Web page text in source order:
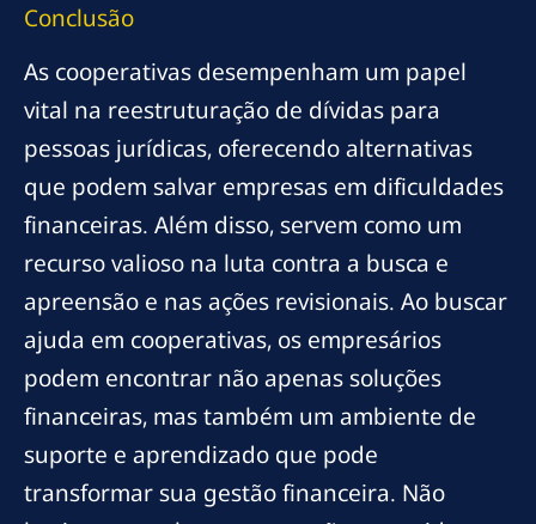
Conclusão
As cooperativas desempenham um papel
vital na reestruturação de dívidas para
pessoas jurídicas, oferecendo alternativas
que podem salvar empresas em dificuldades
financeiras. Além disso, servem como um
recurso valioso na luta contra a busca e
apreensão e nas ações revisionais. Ao buscar
ajuda em cooperativas, os empresários
podem encontrar não apenas soluções
financeiras, mas também um ambiente de
suporte e aprendizado que pode
transformar sua gestão financeira. Não